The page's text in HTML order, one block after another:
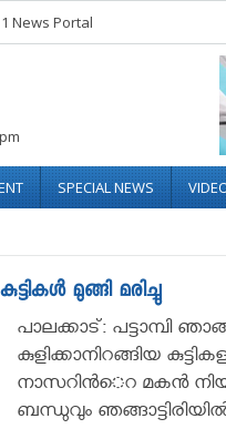
News Portal
SPECIAL NEWS
മുങ്ങി മരിച്ചു
പാലക്കാട്: പട്ടാമ്പി
കുളിക്കാനിറങ്ങിയ
നാസറിന്‍െറ മകന്‍
ബന്ധുവും